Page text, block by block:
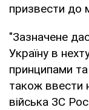
призвести до
"Зазначене
Україну в
принципами
також ввести
війська ЗС